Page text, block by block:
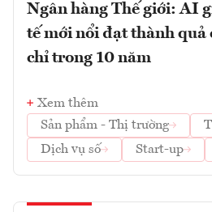
Ngân hàng Thế giới: AI
tế mới nổi đạt thành quả
chỉ trong 10 năm
Xem thêm
Sản phẩm - Thị trường
Dịch vụ số
Start-up